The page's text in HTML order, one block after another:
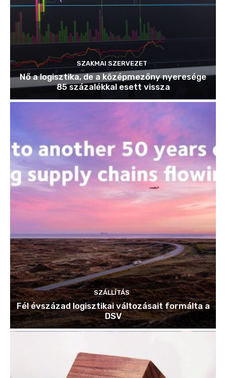
SZAKMAI SZERVEZET
Nő a logisztika, de a középmezőny nyeresége
85 százalékkal esett vissza
SZÁLLÍTÁS
Fél évszázad logisztikai változásait formálta a
DSV